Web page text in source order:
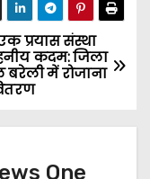
प्रयास संस्था
कदम: जिला
बरेली में रोजाना
One